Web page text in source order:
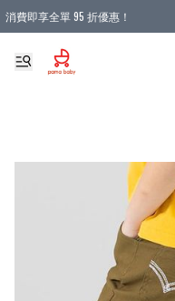
消費即享全單 95 折優惠！
購物滿 HKD 900.00即享免運費優